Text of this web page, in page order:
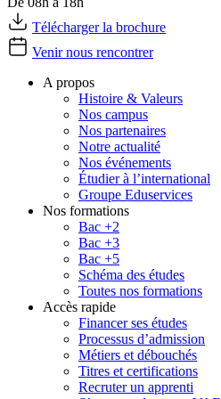
Télécharger la brochure
Venir nous rencontrer
A propos
Histoire & Valeurs
Nos campus
Nos partenaires
Notre actualité
Nos événements
Étudier à l’international
Groupe Eduservices
Nos formations
Bac +2
Bac +3
Bac +5
Schéma des études
Toutes nos formations
Accès rapide
Financer ses études
Processus d’admission
Métiers et débouchés
Titres et certifications
Recruter un apprenti